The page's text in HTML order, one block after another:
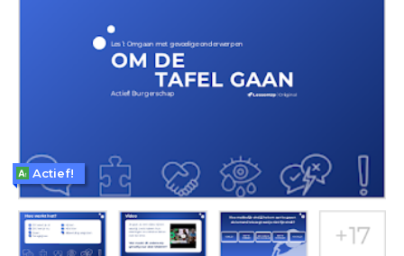
Actief!